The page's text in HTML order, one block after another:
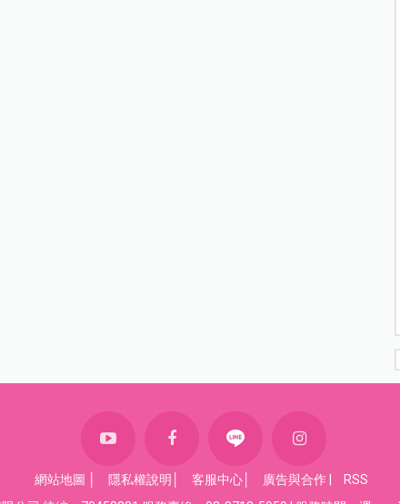
網站地圖 隱私權說明 客服中心 廣告與合作
RSS